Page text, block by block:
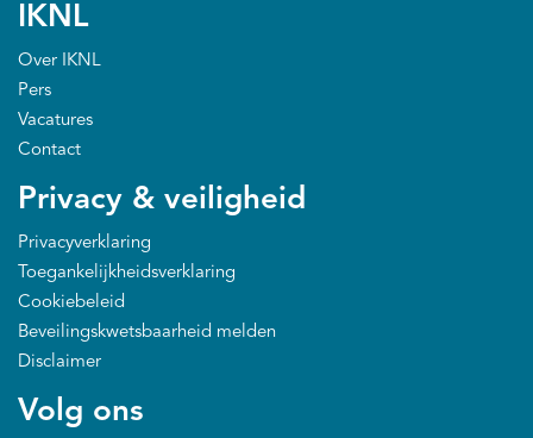
IKNL
Over IKNL
Pers
Vacatures
Contact
Privacy & veiligheid
Privacyverklaring
Toegankelijkheidsverklaring
Cookiebeleid
Beveilingskwetsbaarheid melden
Disclaimer
Volg ons